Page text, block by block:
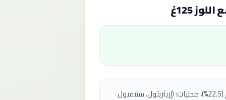
125غ
زبدة الكاكاو، مسحوق حليب كامل الدسم (22.5%)، محليات: (إريثريتول، ستيفيول